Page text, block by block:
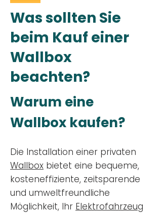
Was sollten Sie
beim Kauf einer
Wallbox
beachten?
Warum eine
Wallbox kaufen?
Die Installation einer privaten
Wallbox bietet eine bequeme,
kosteneffiziente, zeitsparende
und umweltfreundliche
Möglichkeit, Ihr Elektrofahrzeug